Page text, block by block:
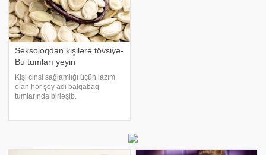
Seksoloqdan kişilərə tövsiyə-
Bu tumları yeyin
Kişi cinsi sağlamlığı üçün lazım
olan hər şey adi balqabaq
tumlarında birləşib.